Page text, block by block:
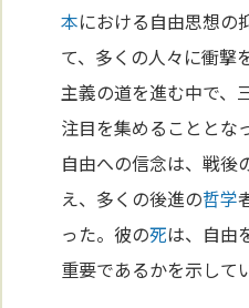
本における自由思想の
て、多くの人々に衝撃
主義の道を進む中で、
注目を集めることとな
自由への信念は、戦後
え、多くの後進の哲学
った。彼の死は、自由
重要であるかを示して